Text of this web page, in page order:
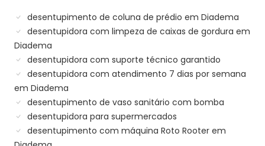
desentupimento de coluna de prédio em Diadema
desentupidora com limpeza de caixas de gordura em
Diadema
desentupidora com suporte técnico garantido
desentupidora com atendimento 7 dias por semana
em Diadema
desentupimento de vaso sanitário com bomba
desentupidora para supermercados
desentupimento com máquina Roto Rooter em